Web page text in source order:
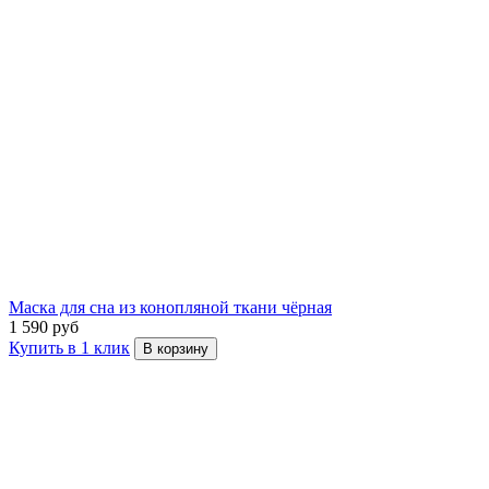
Маска для сна из конопляной ткани чёрная
1 590 руб
Купить в 1 клик
В корзину